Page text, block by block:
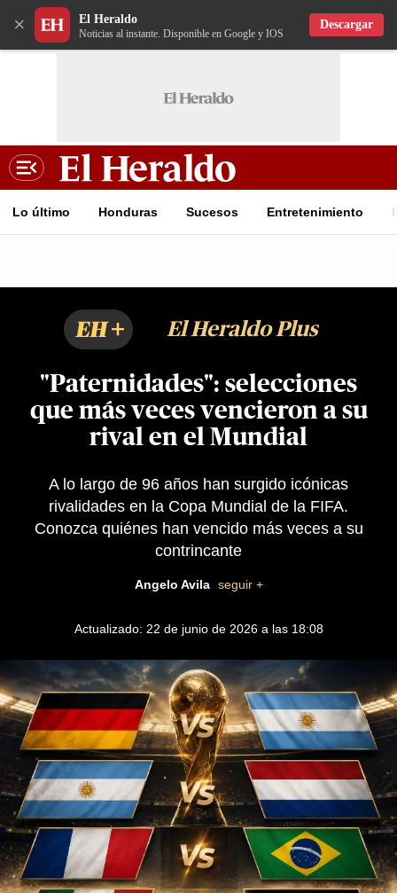
× El Heraldo
Noticias al instante. Disponible en Google y IOS
Descargar
Lo último Honduras Sucesos Entretenimiento
El Heraldo Plus
"Paternidades": selecciones
que más veces vencieron a su
rival en el Mundial
A lo largo de 96 años han surgido icónicas
rivalidades en la Copa Mundial de la FIFA.
Conozca quiénes han vencido más veces a su
contrincante
Angelo Avila seguir +
Actualizado: 22 de junio de 2026 a las 18:08